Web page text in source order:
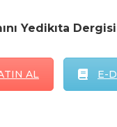
Yedikıta
AL E-